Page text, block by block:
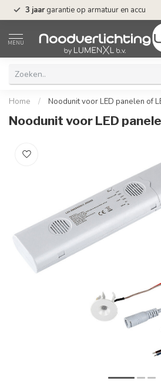
3 jaar garantie op armatuur en accu
MENU
Home / Noodunit voor LED panelen of
Noodunit voor LED